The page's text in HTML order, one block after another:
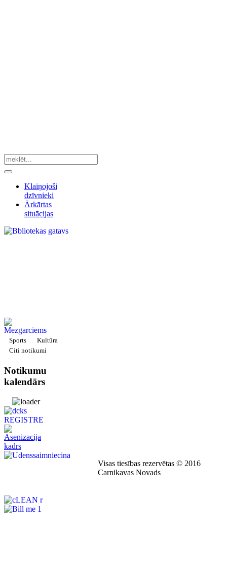
Klaiņojoši
dzīvnieki
Ārkārtas
situācijas
Sports
Kultūra
Citi notikumi
Notikumu
kalendārs
Visas tiesības rezervētas © 2016
Carnikavas Novads